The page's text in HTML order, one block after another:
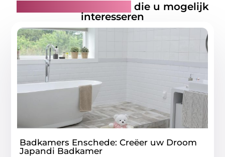
die u mogelijk
interesseren
Badkamers Enschede: Creëer uw Droom
Japandi Badkamer